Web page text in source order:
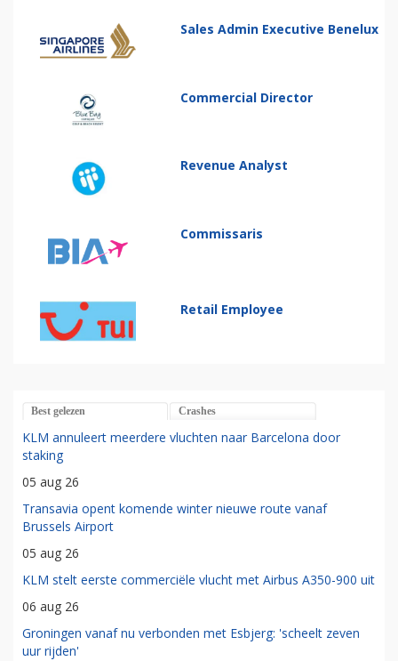
Sales Admin Executive Benelux
Commercial Director
Revenue Analyst
Commissaris
Retail Employee
Best gelezen Crashes
KLM annuleert meerdere vluchten naar Barcelona door
staking
05 aug 26
Transavia opent komende winter nieuwe route vanaf
Brussels Airport
05 aug 26
KLM stelt eerste commerciële vlucht met Airbus A350-900 uit
06 aug 26
Groningen vanaf nu verbonden met Esbjerg: 'scheelt zeven
uur rijden'